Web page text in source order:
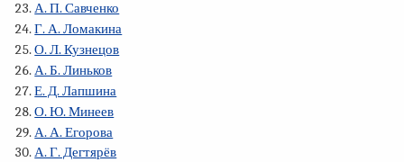
А. П. Савченко
Г. А. Ломакина
О. Л. Кузнецов
А. Б. Линьков
Е. Д. Лапшина
О. Ю. Минеев
А. А. Егорова
А. Г. Дегтярёв